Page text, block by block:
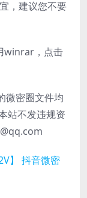
，建议您不要
winrar，点击
微密圈文件均
站不发违规资